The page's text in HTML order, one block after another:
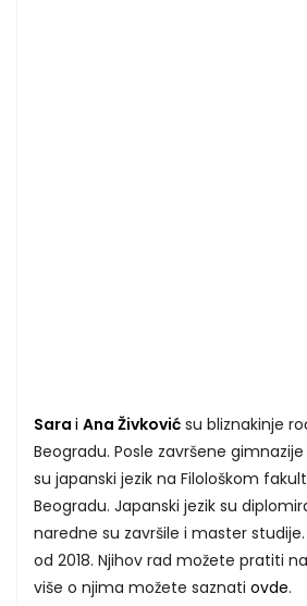
Sara i Ana Živković su bliznakinje
Beogradu. Posle završene
su japanski jezik na Filološkom
Beogradu. Japanski jezik su
naredne su završile i master
od 2018. Njihov rad možete pratiti na
više o njima možete saznati ovde.